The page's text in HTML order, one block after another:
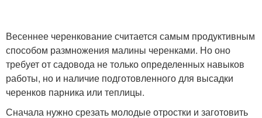
Весеннее черенкование считается самым продуктивным
способом размножения малины черенками. Но оно
требует от садовода не только определенных навыков
работы, но и наличие подготовленного для высадки
черенков парника или теплицы.
Сначала нужно срезать молодые отростки и заготовить